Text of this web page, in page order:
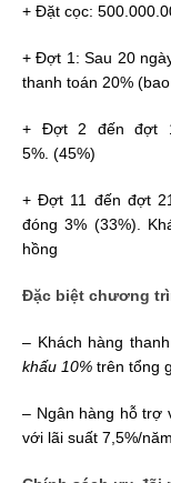
+ Đặt cọc:
+ Đợt 1: Sau 20
thanh toán 20% (bao
+ Đợt 2 đến đợt
5%. (45%)
+ Đợt 11 đến đợt
đóng 3% (33%).
hồng
Đặc biệt chương
– Khách hàng
khấu 10% trên tổng
– Ngân hàng hỗ trợ
với lãi suất 7,5%/năm.